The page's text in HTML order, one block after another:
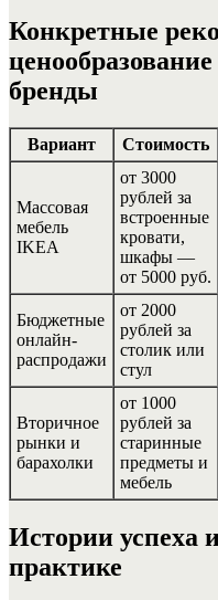
Конкретные
бренды
Вариант Стоимость
Массовая
мебель
IKEA
от 3000
рублей за
встроенные
кровати,
шкафы —
от 5000 руб.
Бюджетные
онлайн-
распродажи
от 2000
рублей за
столик или
стул
Вторичное
рынки и
барахолки
от 1000
рублей за
старинные
предметы и
мебель
Истории успеха
практике